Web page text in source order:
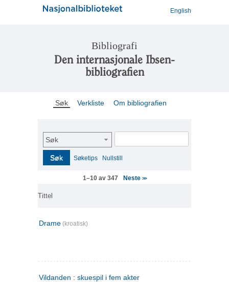
English
Bibliografi
Den internasjonale Ibsen-
bibliografien
Søk Verkliste Om bibliografien
Søk
Søk Søketips Nullstill
1–10 av 347 Neste >>
Tittel
Drame (kroatisk)
Vildanden : skuespil i fem akter